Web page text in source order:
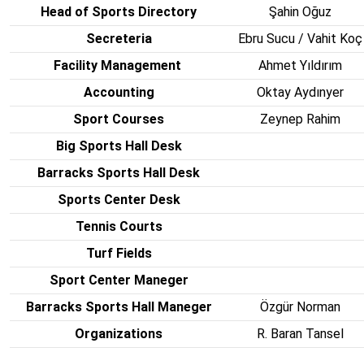
Head of Sports Directory
Şahin Oğuz
Secreteria
Ebru Sucu / Vahit Koç
Facility Management
Ahmet Yıldırım
Accounting
Oktay Aydınyer
Sport Courses
Zeynep Rahim
Big Sports Hall Desk
Barracks Sports Hall Desk
Sports Center Desk
Tennis Courts
Turf Fields
Sport Center Maneger
Barracks Sports Hall Maneger
Özgür Norman
Organizations
R. Baran Tansel